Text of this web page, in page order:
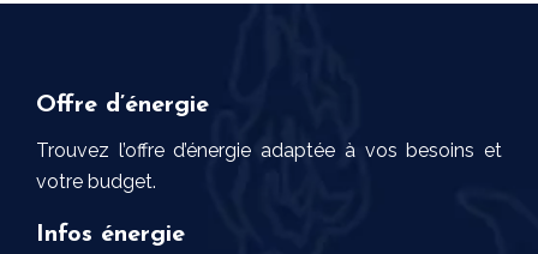
Offre d’énergie
Trouvez l’offre d’énergie adaptée à vos besoins et
votre budget.
Infos énergie